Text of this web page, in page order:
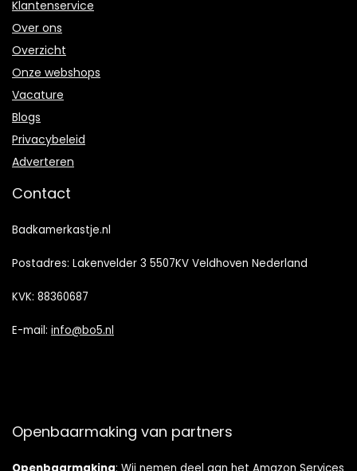
Klantenservice
Over ons
Overzicht
Onze webshops
Vacature
Blogs
Privacybeleid
Adverteren
Contact
Badkamerkastje.nl
Postadres: Lakenvelder 3 5507KV Veldhoven Nederland
KVK: 88360687
E-mail: info@bo5.nl
Openbaarmaking van partners
Openbaarmaking: Wij nemen deel aan het Amazon Services